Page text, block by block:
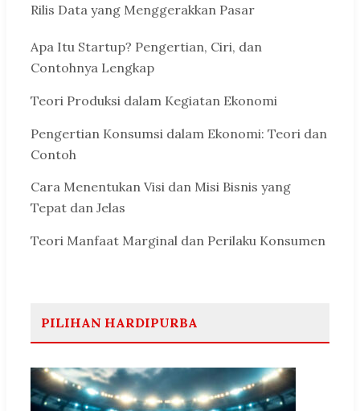
Rilis Data yang Menggerakkan Pasar
Apa Itu Startup? Pengertian, Ciri, dan
Contohnya Lengkap
Teori Produksi dalam Kegiatan Ekonomi
Pengertian Konsumsi dalam Ekonomi: Teori dan
Contoh
Cara Menentukan Visi dan Misi Bisnis yang
Tepat dan Jelas
Teori Manfaat Marginal dan Perilaku Konsumen
PILIHAN HARDIPURBA